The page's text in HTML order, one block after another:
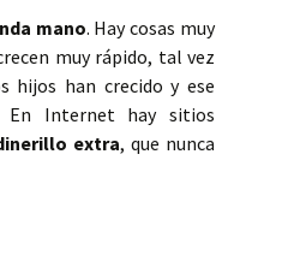
mano. Hay cosas muy
muy rápido, tal vez
hijos han crecido y ese
En Internet hay sitios
extra, que nunca